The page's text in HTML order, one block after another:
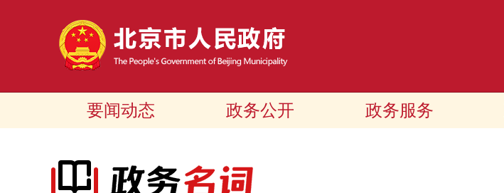
要闻动态 政务公开 政务服务